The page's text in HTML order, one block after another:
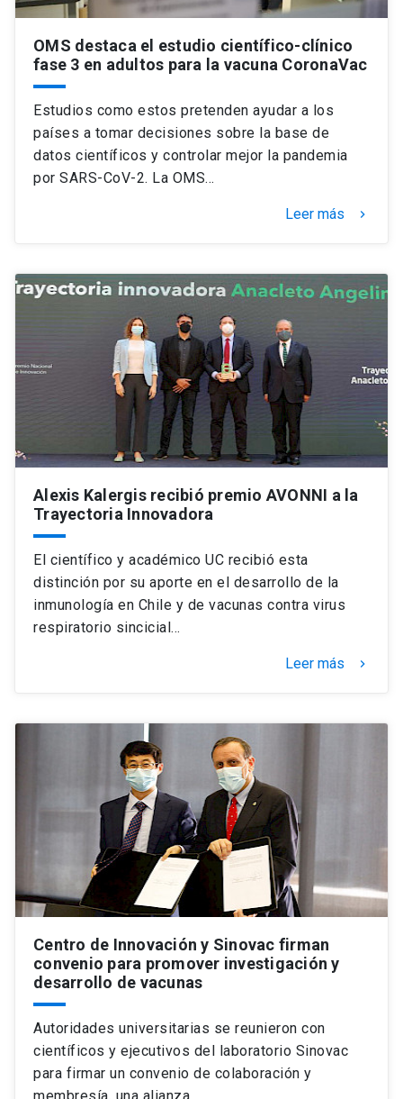
OMS destaca el estudio científico-clínico
fase 3 en adultos para la vacuna CoronaVac
Estudios como estos pretenden ayudar a los
países a tomar decisiones sobre la base de
datos científicos y controlar mejor la pandemia
por SARS-CoV-2. La OMS…
Leer más keyboard_arrow_right
Alexis Kalergis recibió premio AVONNI a la
Trayectoria Innovadora
El científico y académico UC recibió esta
distinción por su aporte en el desarrollo de la
inmunología en Chile y de vacunas contra virus
respiratorio sincicial…
Leer más keyboard_arrow_right
Centro de Innovación y Sinovac firman
convenio para promover investigación y
desarrollo de vacunas
Autoridades universitarias se reunieron con
científicos y ejecutivos del laboratorio Sinovac
para firmar un convenio de colaboración y